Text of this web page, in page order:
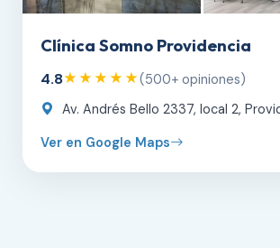
Clínica Somno Providencia
4.8★★★★★(500+ opiniones)
Av. Andrés Bello 2337, local 2,
Ver en Google Maps